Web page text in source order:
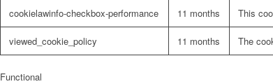
Infrarotpaneele
cookielawinfo-checkbox-performance 11 months This
viewed_cookie_policy 11 months The
Functional